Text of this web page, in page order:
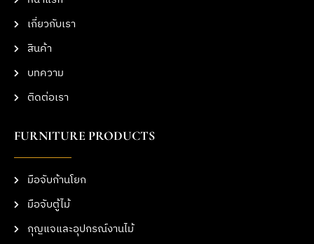
เกี่ยวกับเรา
สินค้า
บทความ
ติดต่อเรา
FURNITURE PRODUCTS
มือจับก้านโยก
มือจับตู้ไม้
กุญแจและอุปกรณ์งานไม้